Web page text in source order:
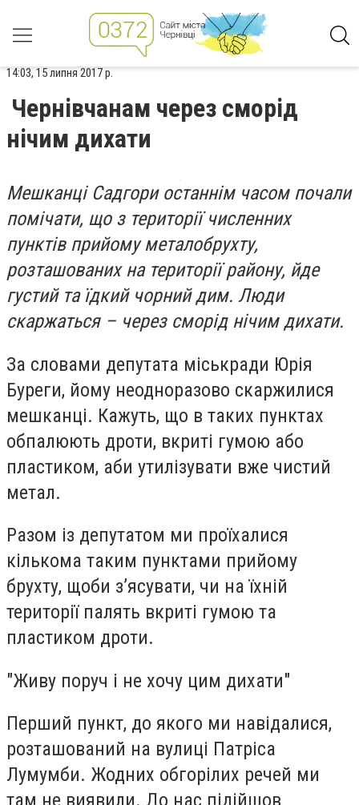
14:03, 15 липня 2017 р.
Чернівчанам через сморід
нічим дихати
Мешканці Садгори останнім часом почали
помічати, що з території численних
пунктів прийому металобрухту,
розташованих на території району, йде
густий та їдкий чорний дим. Люди
скаржаться – через сморід нічим дихати.
За словами депутата міськради Юрія
Буреги, йому неодноразово скаржилися
мешканці. Кажуть, що в таких пунктах
обпалюють дроти, вкриті гумою або
пластиком, аби утилізувати вже чистий
метал.
Разом із депутатом ми проїхалися
кількома таким пунктами прийому
брухту, щоби з’ясувати, чи на їхній
території палять вкриті гумою та
пластиком дроти.
"Живу поруч і не хочу цим дихати"
Перший пункт, до якого ми навідалися,
розташований на вулиці Патріса
Лумумби. Жодних обгорілих речей ми
там не виявили. До нас підійшов